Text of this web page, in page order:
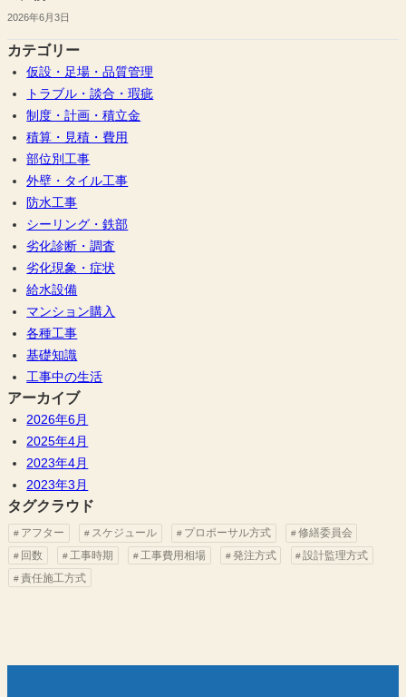
2026年6月3日
カテゴリー
仮設・足場・品質管理
トラブル・談合・瑕疵
制度・計画・積立金
積算・見積・費用
部位別工事
外壁・タイル工事
防水工事
シーリング・鉄部
劣化診断・調査
劣化現象・症状
給水設備
マンション購入
各種工事
基礎知識
工事中の生活
アーカイブ
2026年6月
2025年4月
2023年4月
2023年3月
タグクラウド
アフター スケジュール プロポーサル方式
修繕委員会
回数
工事時期 工事費用相場 発注方式
設計監理方式
責任施工方式